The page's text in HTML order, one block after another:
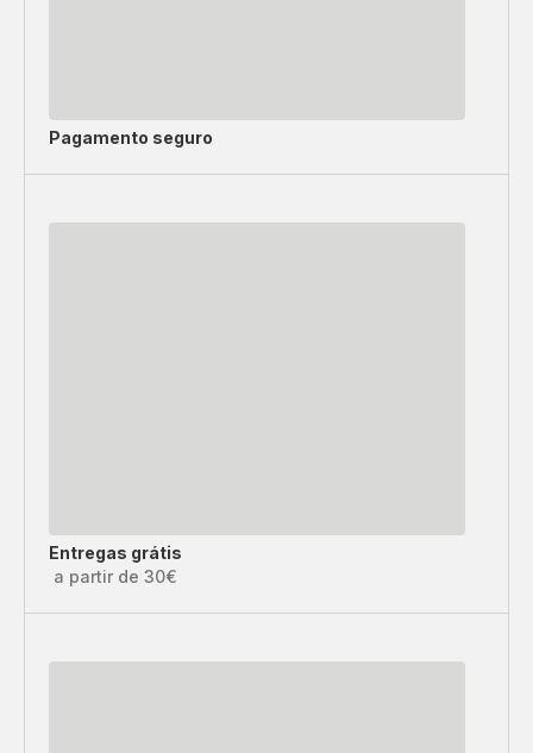
Pagamento seguro
Entregas grátis
a partir de 30€